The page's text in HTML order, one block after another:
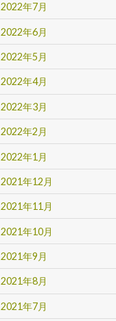
2022年7月
2022年6月
2022年5月
2022年4月
2022年3月
2022年2月
2022年1月
2021年12月
2021年11月
2021年10月
2021年9月
2021年8月
2021年7月